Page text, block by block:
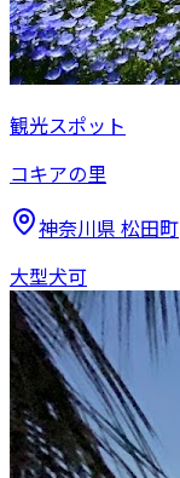
観光スポット
コキアの里
神奈川県 松田町
大型犬可